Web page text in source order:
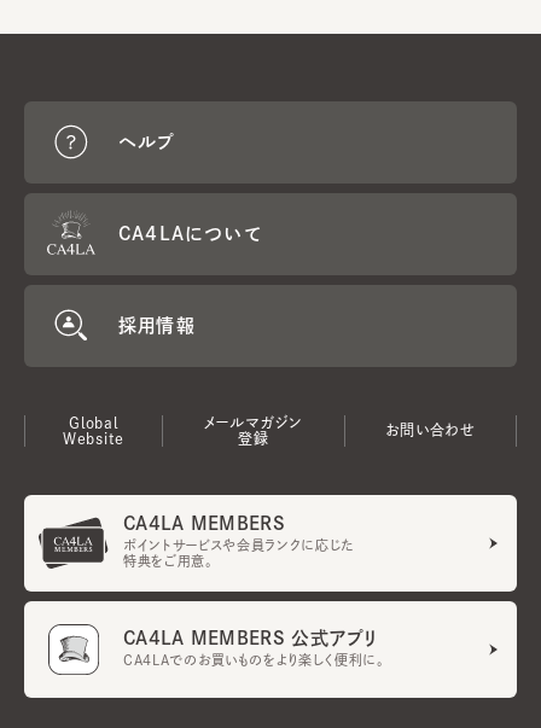
ヘルプ
CA4LAについて
採用情報
Global
Website
メールマガジン
登録
お問い合わせ
CA4LA MEMBERS
ポイントサービスや会員ランクに応じた
特典をご用意。
CA4LA MEMBERS 公式アプリ
CA4LAでのお買いものをより楽しく便利に。